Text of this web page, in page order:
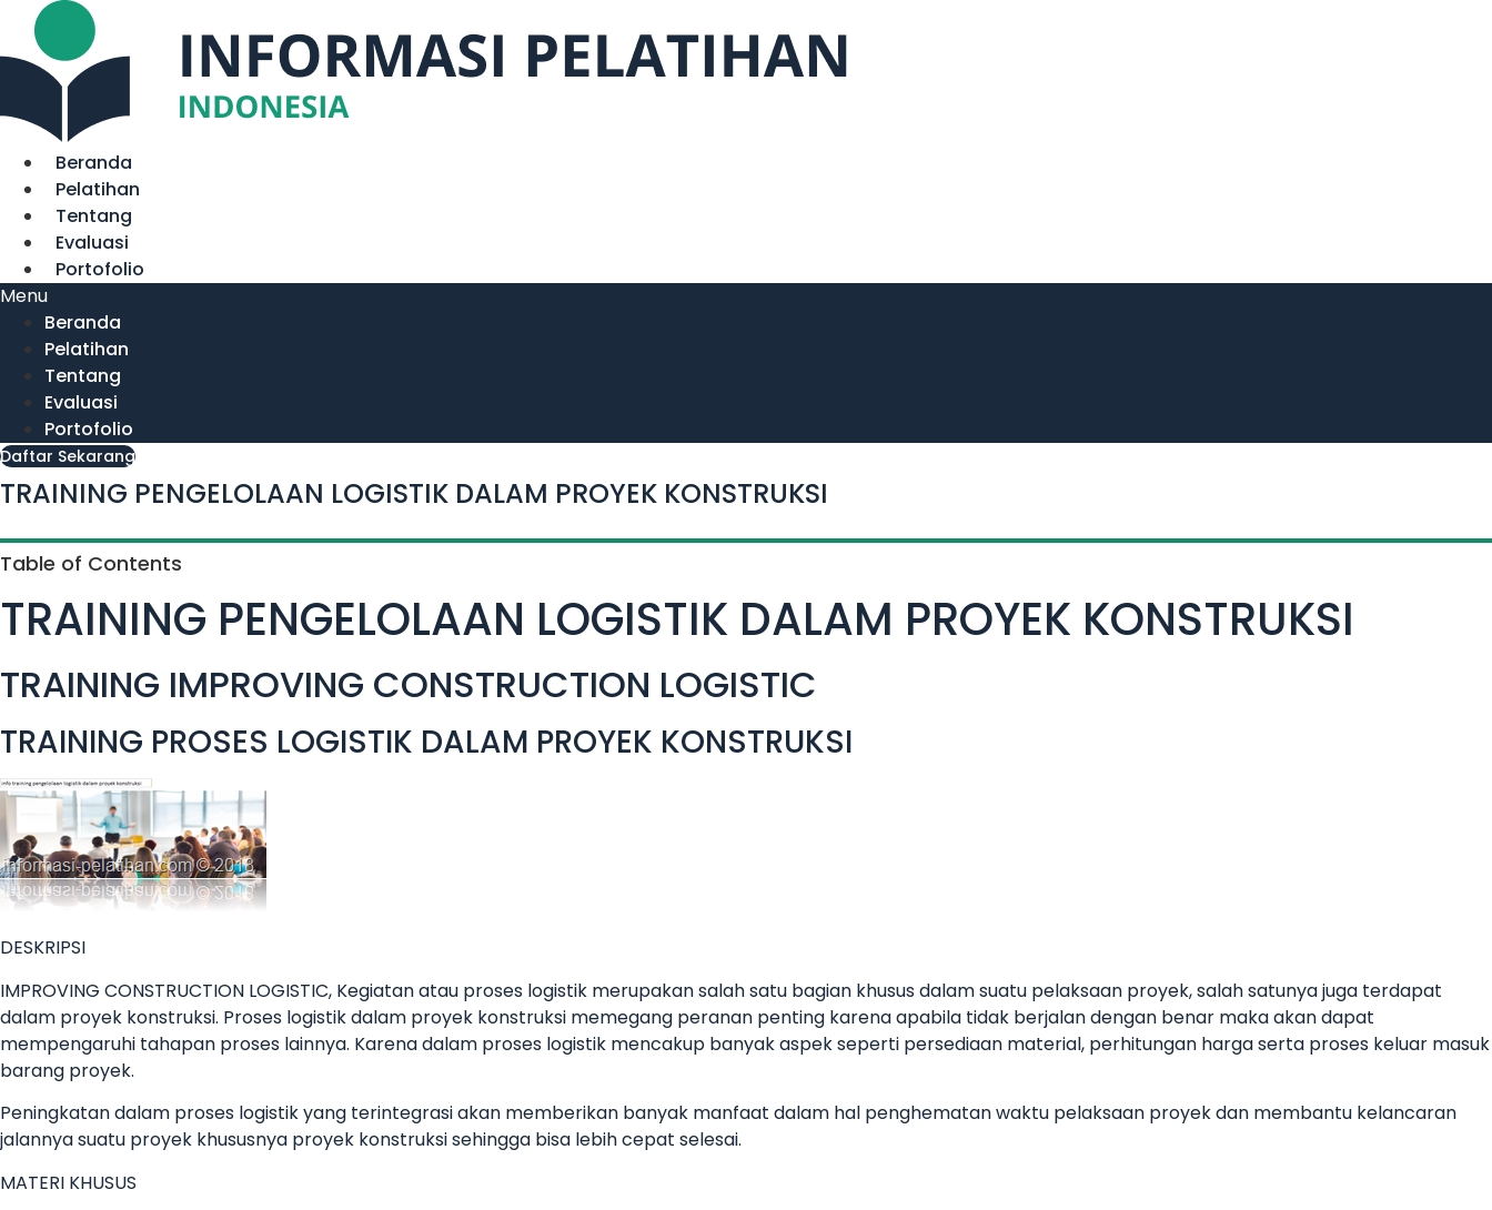
Lewati
konten
Beranda
Pelatihan
Tentang
Evaluasi
Portofolio
Menu
Beranda
Pelatihan
Tentang
Evaluasi
Portofolio
Daftar Sekarang
TRAINING PENGELOLAAN LOGISTIK DALAM PROYEK KONSTRUKSI
Table of Contents
TRAINING PENGELOLAAN LOGISTIK DALAM PROYEK KONSTRUKSI
TRAINING IMPROVING CONSTRUCTION LOGISTIC
TRAINING PROSES LOGISTIK DALAM PROYEK KONSTRUKSI
DESKRIPSI
IMPROVING CONSTRUCTION LOGISTIC, Kegiatan atau proses logistik merupakan salah satu bagian khusus dalam suatu pelaksaan proyek, salah satunya juga terdapat
dalam proyek konstruksi. Proses logistik dalam proyek konstruksi memegang peranan penting karena apabila tidak berjalan dengan benar maka akan dapat
mempengaruhi tahapan proses lainnya. Karena dalam proses logistik mencakup banyak aspek seperti persediaan material, perhitungan harga serta proses keluar masuk
barang proyek.
Peningkatan dalam proses logistik yang terintegrasi akan memberikan banyak manfaat dalam hal penghematan waktu pelaksaan proyek dan membantu kelancaran
jalannya suatu proyek khususnya proyek konstruksi sehingga bisa lebih cepat selesai.
MATERI KHUSUS